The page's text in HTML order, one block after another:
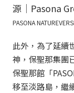
PASONA
此外，為了延續
神，保聖那集團
保聖那館「
移至淡路島，繼